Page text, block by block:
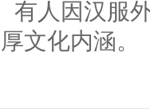
有人因汉服
文化内涵